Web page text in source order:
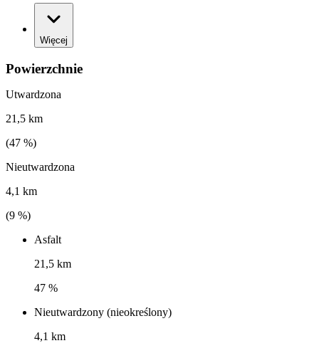
Więcej
Powierzchnie
Utwardzona
21,5 km
(47 %)
Nieutwardzona
4,1 km
(9 %)
Asfalt
21,5 km
47 %
Nieutwardzony (nieokreślony)
4,1 km